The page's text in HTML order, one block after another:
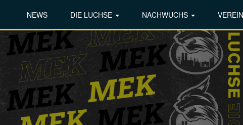
NEWS DIE LUCHSE NACHWUCHS VEREIN